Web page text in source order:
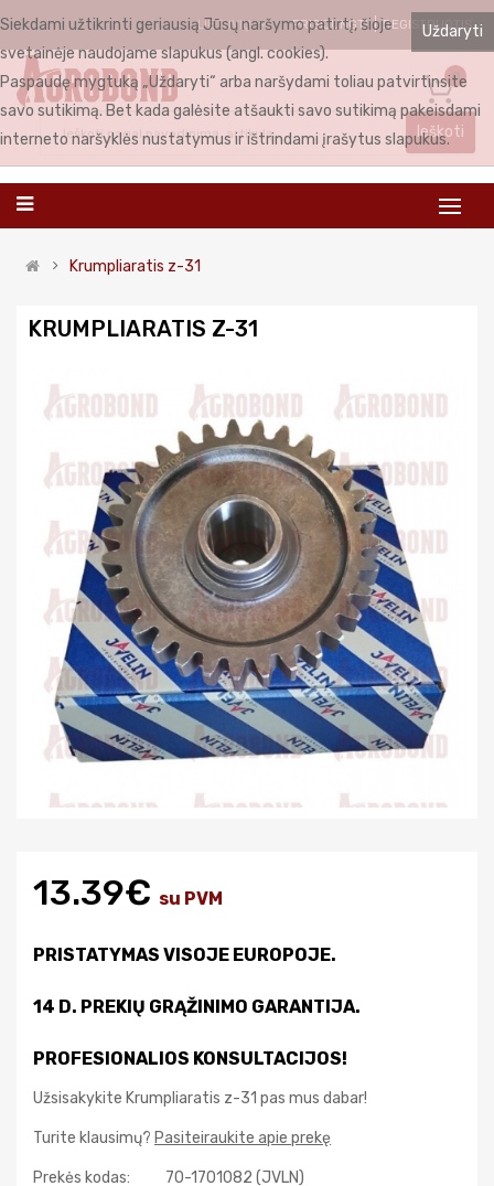
LIETUVIŲ PRISIJUNGTI REGISTRUOTIS
0
Ieškoti
Krumpliaratis z-31
KRUMPLIARATIS Z-31
13.39€ su PVM
PRISTATYMAS VISOJE EUROPOJE.
14 D. PREKIŲ GRĄŽINIMO GARANTIJA.
PROFESIONALIOS KONSULTACIJOS!
Užsisakykite Krumpliaratis z-31 pas mus dabar!
Turite klausimų? Pasiteiraukite apie prekę
Prekės kodas: 70-1701082 (JVLN)
Uždaryti
Siekdami užtikrinti geriausią Jūsų naršymo patirtį, šioje
svetainėje naudojame slapukus (angl. cookies).
Paspaudę mygtuką „Uždaryti“ arba naršydami toliau patvirtinsite
savo sutikimą. Bet kada galėsite atšaukti savo sutikimą pakeisdami
interneto naršyklės nustatymus ir ištrindami įrašytus slapukus.